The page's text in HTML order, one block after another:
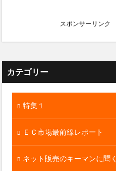
スポンサーリンク
カテゴリー
特集１
ＥＣ市場最前線レポート
ネット販売のキーマンに聞く